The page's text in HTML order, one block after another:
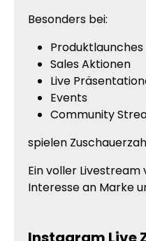
Besonders bei:
Produktlaunches
Sales Aktionen
Live
Events
Community
spielen
Ein voller
Interesse an Marke